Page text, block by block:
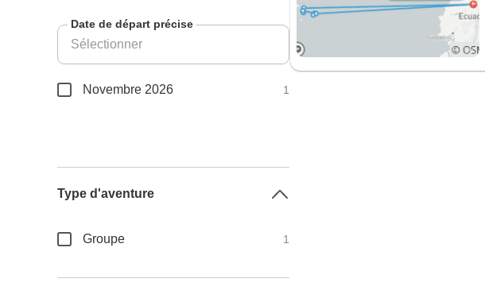
Date de départ précise
Novembre 2026 1
Type d'aventure
Groupe 1